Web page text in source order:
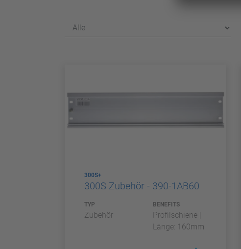
300S+
300S Zubehör - 390-1AB60
TYP
Zubehör
BENEFITS
Profilschiene |
Länge: 160mm